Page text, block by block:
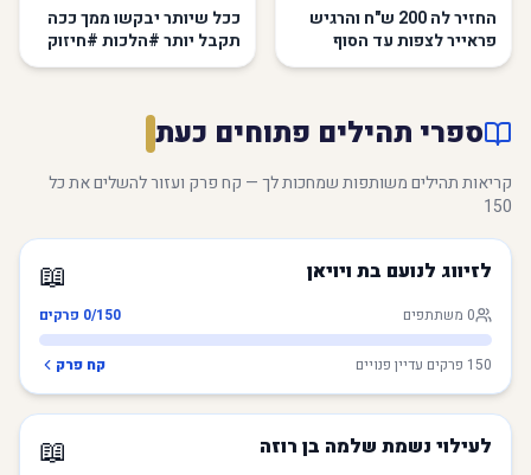
החזיר לה 200 ש"ח והרגיש
פראייר לצפות עד הסוף
#הלכות #חיזוק
ככל שיותר יבקשו ממך ככה
תקבל יותר #הלכות #חיזוק
תשתפו
ספרי תהילים פתוחים כעת
קריאות תהילים משותפות שמחכות לך — קח פרק ועזור להשלים את כל
150
לזיווג לנועם בת ויויאן 📖
0 משתתפים 0/150 פרקים
150 פרקים עדיין פנויים קח פרק
לעילוי נשמת שלמה בן רוזה 📖